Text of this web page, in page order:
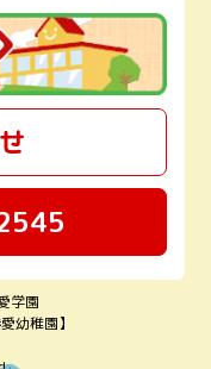
学園
幼稚園】